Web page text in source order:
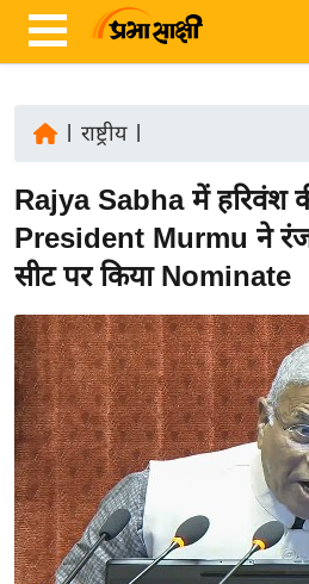
ज़ा
ख
र
रा
ष्ट्री
य
अं
त
र्रा
ष्ट्री
य
राष्ट्रीय|
Rajya Sabha में हरिवंश
President Murmu ने
सीट पर किया Nominate